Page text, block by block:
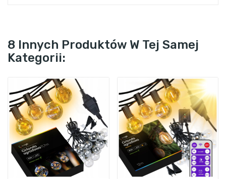
8 Innych Produktów W Tej Samej
Kategorii: